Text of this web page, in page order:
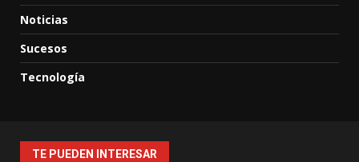
Noticias
Sucesos
Tecnología
TE PUEDEN INTERESAR